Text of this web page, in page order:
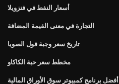
أسعار النفط في فنزويلا
التجارة في معنى القيمة المضافة
تاريخ سعر وجبة فول الصويا
مخطط سعر حبة الكاكاو
أفضل برنامج كمبيوتر سوق الأوراق المالية